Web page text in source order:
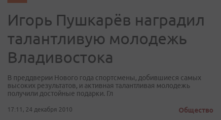
Игорь Пушкарёв наградил
талантливую молодежь
Владивостока
В преддверии Нового года спортсмены, добившиеся самых
высоких результатов, и активная талантливая молодежь
получили достойные подарки. Гл
17:11, 24 декабря 2010 Общество